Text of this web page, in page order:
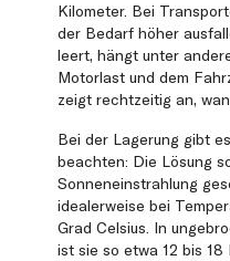
Kilometer. Bei
der Bedarf höher
leert, hängt unter
Motorlast und dem
zeigt rechtzeitig an,
Bei der Lagerung gibt
beachten: Die Lösung
Sonneneinstrahlung
idealerweise bei
Grad Celsius. In
ist sie so etwa 12 bis